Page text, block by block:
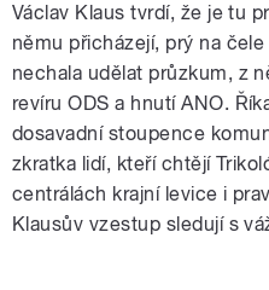
Václav Klaus tvrdí, že je tu
němu přicházejí, prý na
nechala udělat průzkum, z
revíru ODS a hnutí ANO.
dosavadní stoupence
zkratka lidí, kteří chtějí
centrálách krajní levice i
Klausův vzestup sledují s